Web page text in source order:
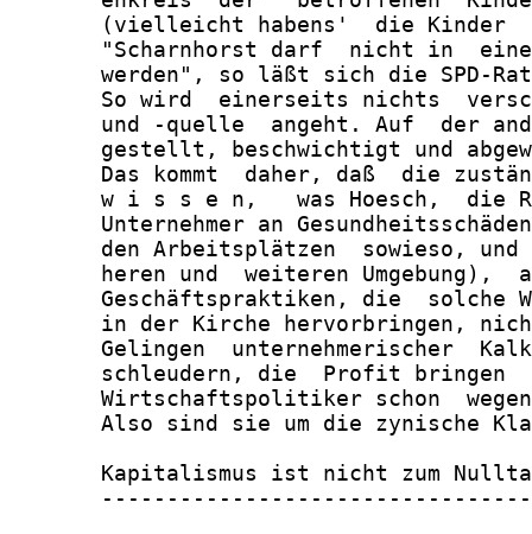
(vielleicht habens'  die Kinder
"Scharnhorst darf  nicht in
werden", so läßt sich die SPD-
So wird  einerseits nichts
und -quelle  angeht. Auf  der
gestellt, beschwichtigt und
Das kommt  daher, daß  die
w i s s e n,   was Hoesch,  die
Unternehmer an
den Arbeitsplätzen  sowieso,
heren und  weiteren Umgebung),
Geschäftspraktiken, die  solche
in der Kirche hervorbringen,
Gelingen  unternehmerischer
schleudern, die  Profit bringen
Wirtschaftspolitiker schon
Also sind sie um die zynische
Kapitalismus ist nicht zum